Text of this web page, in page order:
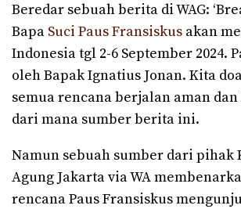
Beredar sebuah berita di WAG:
Bapa Suci Paus Fransiskus akan
Indonesia tgl 2-6 September 2024.
oleh Bapak Ignatius Jonan. Kita
semua rencana berjalan aman dan
dari mana sumber berita ini.
Namun sebuah sumber dari pihak
Agung Jakarta via WA
rencana Paus Fransiskus